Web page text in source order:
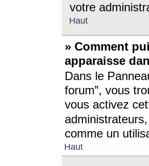
votre
Haut
» Comment
apparaisse
Dans le
forum”, vous
vous activez
comme un
Haut